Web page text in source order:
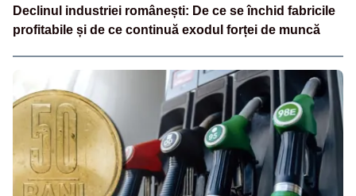
Declinul industriei românești: De ce se închid fabricile
profitabile și de ce continuă exodul forței de muncă